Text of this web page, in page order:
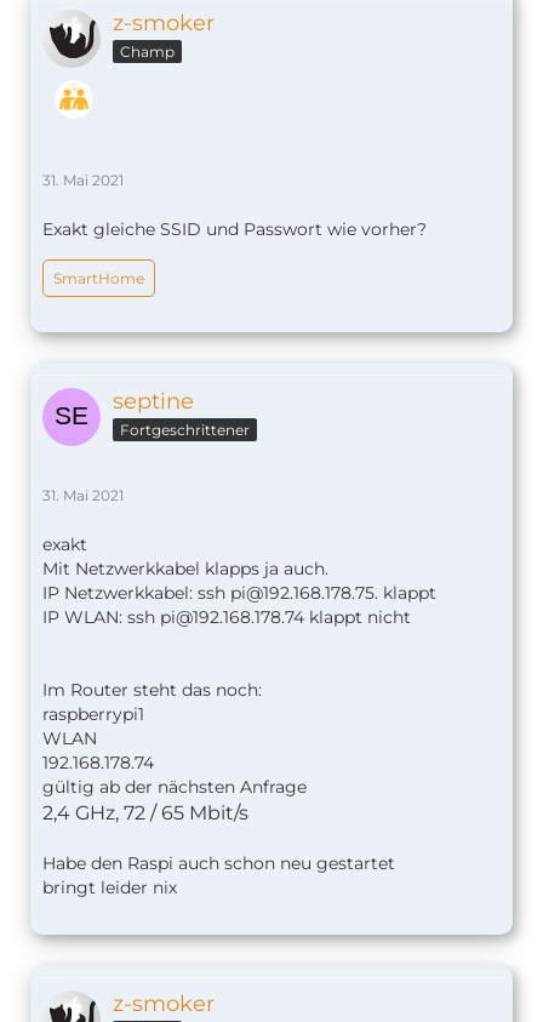
z-smoker
Champ
31. Mai 2021
Exakt gleiche SSID und Passwort wie vorher?
SmartHome
septine
Fortgeschrittener
31. Mai 2021
exakt
Mit Netzwerkkabel klapps ja auch.
IP Netzwerkkabel: ssh pi@192.168.178.75. klappt
IP WLAN: ssh pi@192.168.178.74 klappt nicht
Im Router steht das noch:
raspberrypi1
WLAN
192.168.178.74
gültig ab der nächsten Anfrage
2,4 GHz, 72 / 65 Mbit/s
Habe den Raspi auch schon neu gestartet
bringt leider nix
z-smoker